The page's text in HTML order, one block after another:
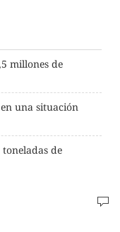
millones de
una situación
de